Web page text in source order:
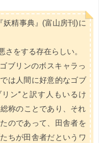
妖精事典』(富山房刊)に
をする存在らしい。
ブリンのボスキャラっ
は人間に好意的なゴブ
ン”と訳す人もいるけ
称のことであり、それ
のであって、田舎者を
ちが田舎者だというワ